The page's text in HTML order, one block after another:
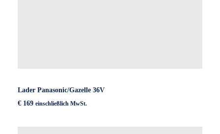
Lader Panasonic/Gazelle 36V
€ 169 einschließlich MwSt.